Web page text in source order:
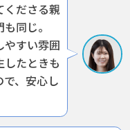
くださる親
同じ。
やすい雰囲
たときも
、 安心し